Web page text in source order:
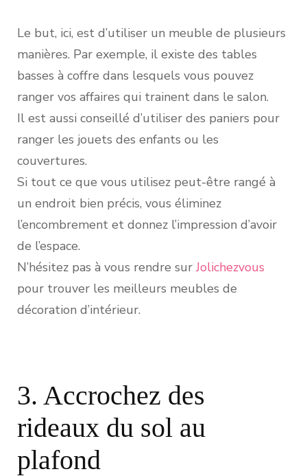
Le but, ici, est d’utiliser un meuble de plusieurs
manières. Par exemple, il existe des tables
basses à coffre dans lesquels vous pouvez
ranger vos affaires qui trainent dans le salon.
Il est aussi conseillé d’utiliser des paniers pour
ranger les jouets des enfants ou les
couvertures.
Si tout ce que vous utilisez peut-être rangé à
un endroit bien précis, vous éliminez
l’encombrement et donnez l’impression d’avoir
de l’espace.
N’hésitez pas à vous rendre surJolichezvous
pour trouver les meilleurs meubles de
décoration d’intérieur.
3. Accrochez des
rideaux du sol au
plafond